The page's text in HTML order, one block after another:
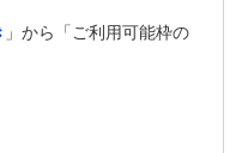
」から「ご利用可能枠の